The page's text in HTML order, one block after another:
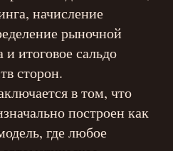
начисление
рыночной
итоговое сальдо
сторон.
в том, что
построен как
где любое